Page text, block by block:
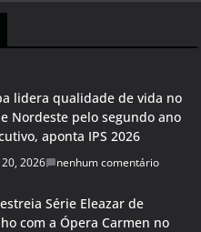
lidera qualidade de vida no
Nordeste pelo segundo ano
aponta IPS 2026
2026 nenhum comentário
Série Eleazar de
com a Ópera Carmen no